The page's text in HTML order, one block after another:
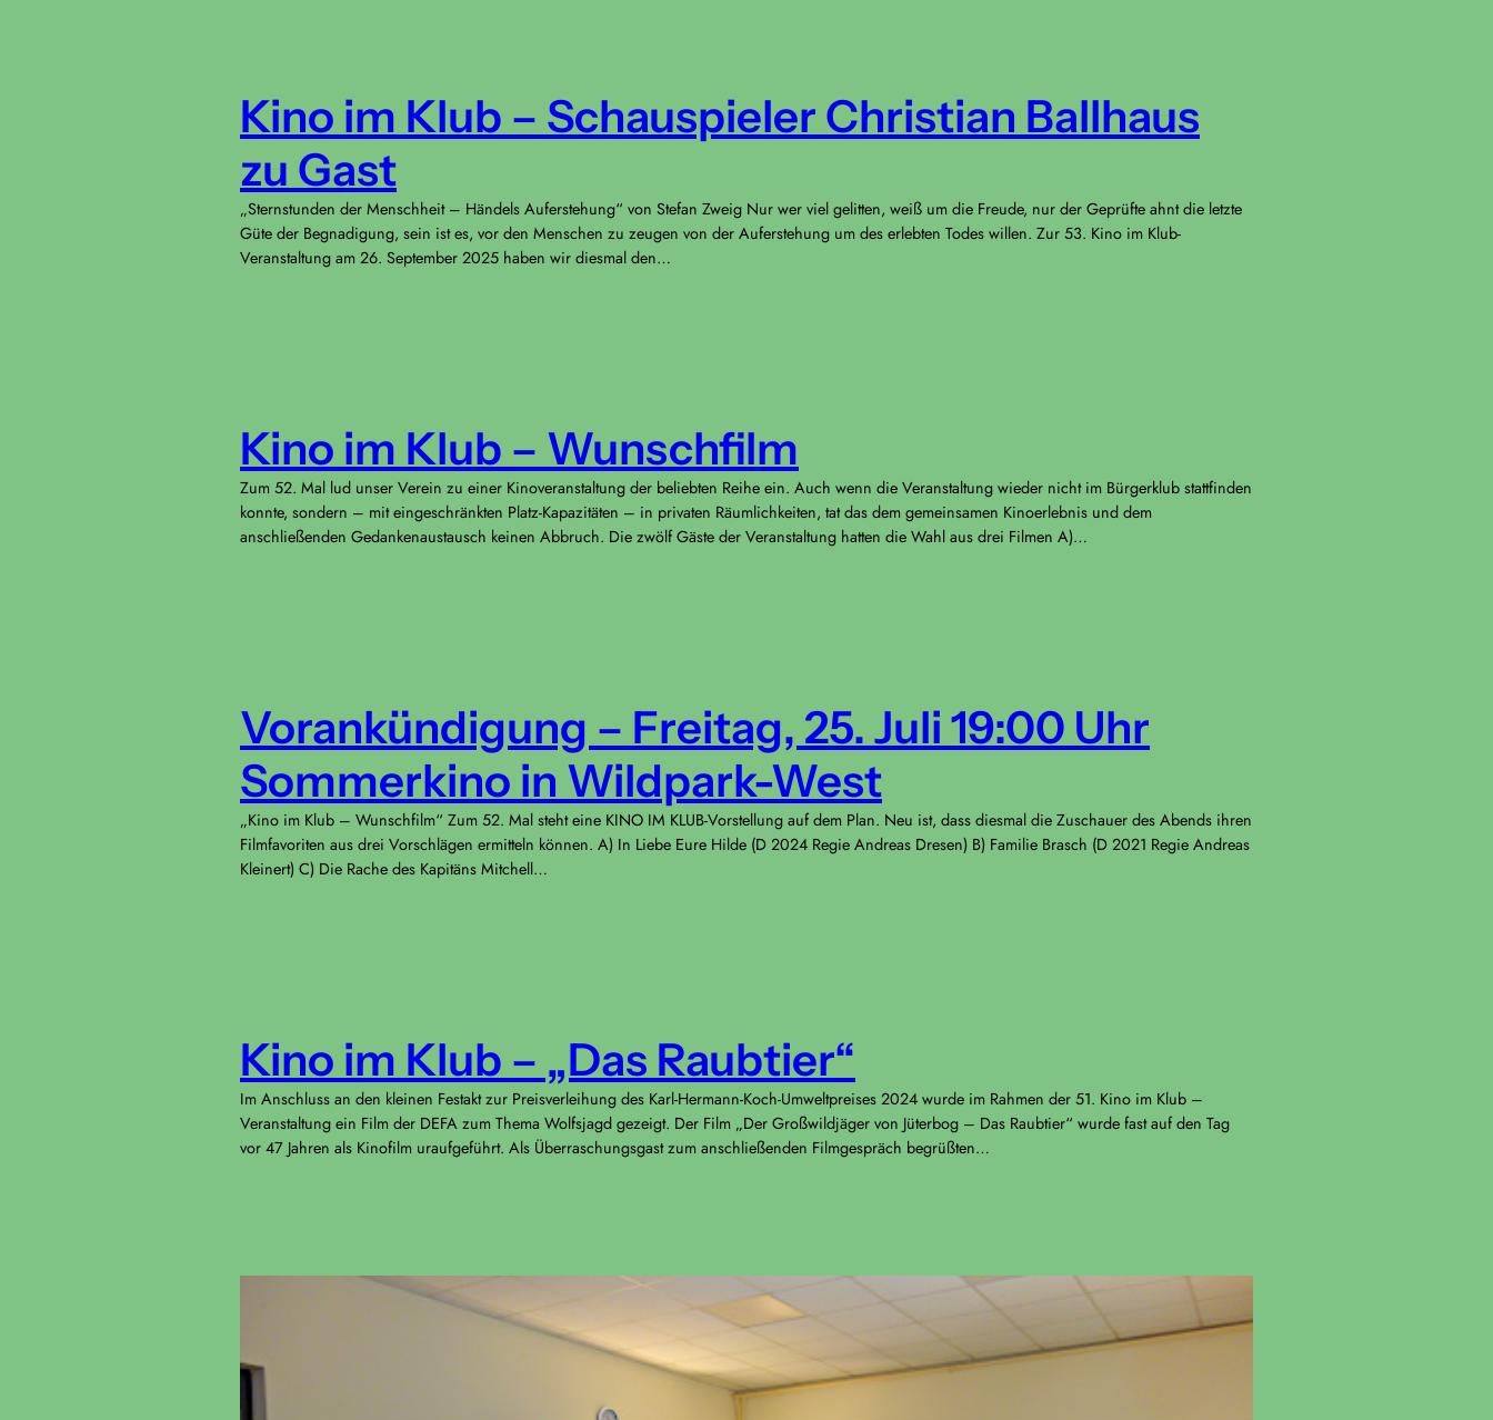
Kino im Klub – Schauspieler Christian Ballhaus
zu Gast
„Sternstunden der Menschheit – Händels Auferstehung“ von Stefan Zweig Nur wer viel gelitten, weiß um die Freude, nur der Geprüfte ahnt die letzte
Güte der Begnadigung, sein ist es, vor den Menschen zu zeugen von der Auferstehung um des erlebten Todes willen. Zur 53. Kino im Klub-
Veranstaltung am 26. September 2025 haben wir diesmal den…
Kino im Klub – Wunschfilm
Zum 52. Mal lud unser Verein zu einer Kinoveranstaltung der beliebten Reihe ein. Auch wenn die Veranstaltung wieder nicht im Bürgerklub stattfinden
konnte, sondern – mit eingeschränkten Platz-Kapazitäten – in privaten Räumlichkeiten, tat das dem gemeinsamen Kinoerlebnis und dem
anschließenden Gedankenaustausch keinen Abbruch. Die zwölf Gäste der Veranstaltung hatten die Wahl aus drei Filmen A)…
Vorankündigung – Freitag, 25. Juli 19:00 Uhr
Sommerkino in Wildpark-West
„Kino im Klub – Wunschfilm“ Zum 52. Mal steht eine KINO IM KLUB-Vorstellung auf dem Plan. Neu ist, dass diesmal die Zuschauer des Abends ihren
Filmfavoriten aus drei Vorschlägen ermitteln können. A) In Liebe Eure Hilde (D 2024 Regie Andreas Dresen) B) Familie Brasch (D 2021 Regie Andreas
Kleinert) C) Die Rache des Kapitäns Mitchell…
Kino im Klub – „Das Raubtier“
Im Anschluss an den kleinen Festakt zur Preisverleihung des Karl-Hermann-Koch-Umweltpreises 2024 wurde im Rahmen der 51. Kino im Klub –
Veranstaltung ein Film der DEFA zum Thema Wolfsjagd gezeigt. Der Film „Der Großwildjäger von Jüterbog – Das Raubtier“ wurde fast auf den Tag
vor 47 Jahren als Kinofilm uraufgeführt. Als Überraschungsgast zum anschließenden Filmgespräch begrüßten…